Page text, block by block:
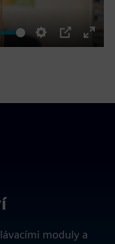
Settings
PIP
Enter
moduly a